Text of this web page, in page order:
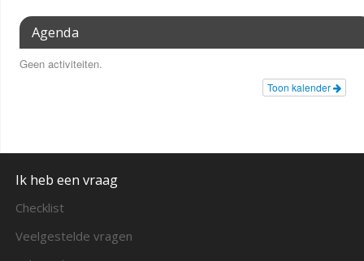
Agenda
Geen activiteiten.
Toon kalender
Ik heb een vraag
Checklist
Veelgestelde vragen